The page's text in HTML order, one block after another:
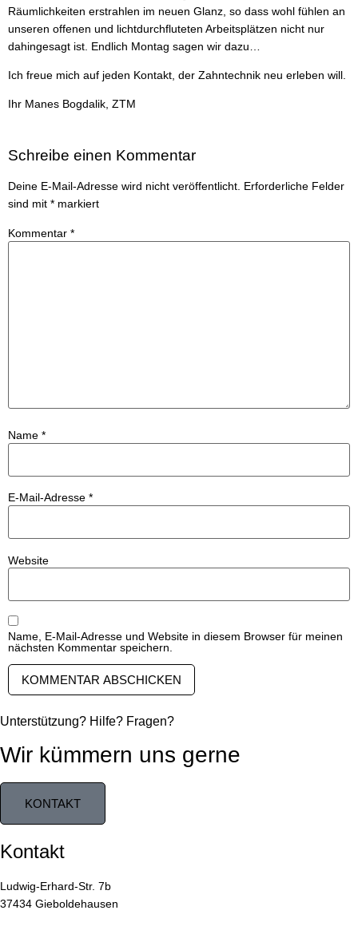
Räumlichkeiten erstrahlen im neuen Glanz, so dass wohl fühlen an
unseren offenen und lichtdurchfluteten Arbeitsplätzen nicht nur
dahingesagt ist. Endlich Montag sagen wir dazu…
Ich freue mich auf jeden Kontakt, der Zahntechnik neu erleben will.
Ihr Manes Bogdalik, ZTM
Schreibe einen Kommentar
Deine E-Mail-Adresse wird nicht veröffentlicht. Erforderliche Felder
sind mit * markiert
Kommentar *
Name *
E-Mail-Adresse *
Website
Name, E-Mail-Adresse und Website in diesem Browser für meinen
nächsten Kommentar speichern.
Unterstützung? Hilfe? Fragen?
Wir kümmern uns gerne
KONTAKT
Kontakt
Ludwig-Erhard-Str. 7b
37434 Gieboldehausen